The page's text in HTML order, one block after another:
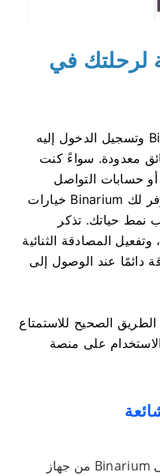
لرحلتك في
إنشاء حسابك على منصة Binarium وتسجيل الدخول إليه
معدودة. سواءً كنت
أو حسابات التواصل
الاجتماعي، أو تطبيقات الهاتف، توفر لك Binarium خيارات
نمط حياتك. تذكر
المصادقة الثنائية
دائمًا عند الوصول إلى
الصحيح للاستمتاع
على منصة
كيف يمكنني تسجيل الدخول إلى Binarium من جهاز